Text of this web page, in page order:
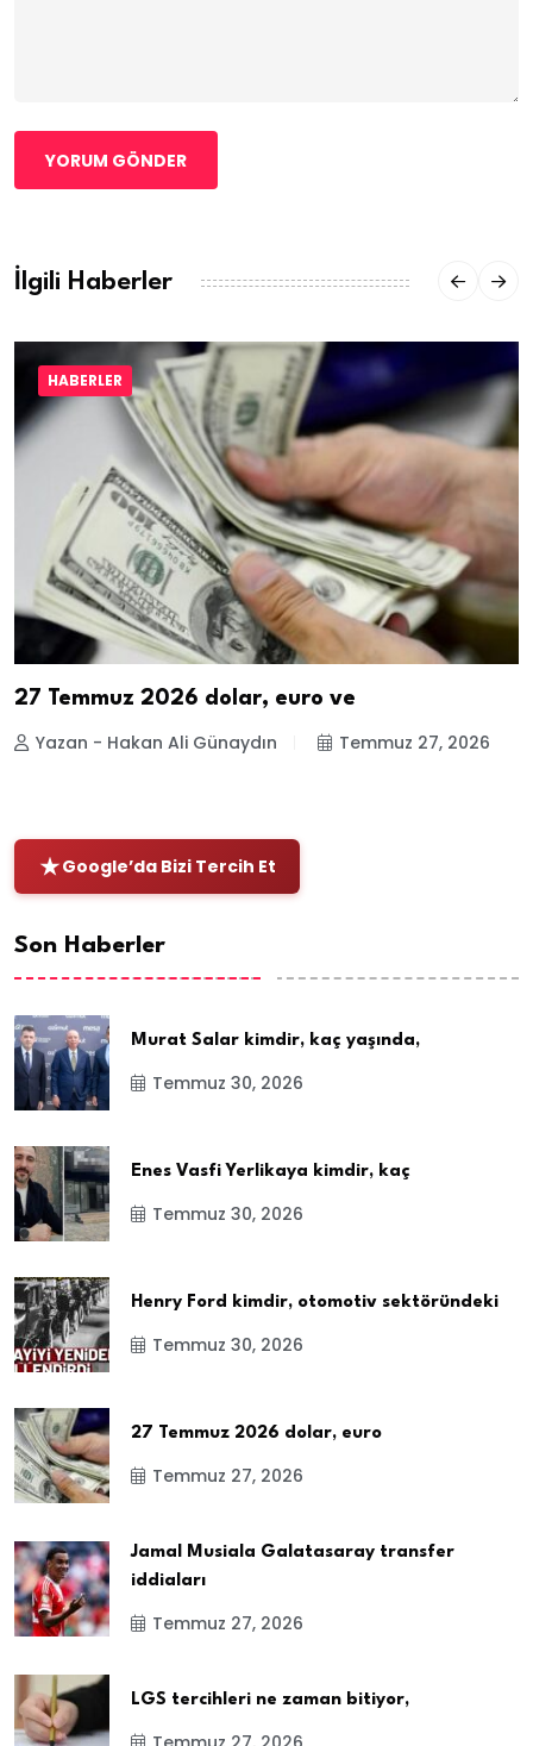
YORUM GÖNDER
İlgili Haberler
HABERLER
27 Temmuz 2026 dolar, euro ve
Yazan - Hakan Ali Günaydın Temmuz 27, 2026
Google’da Bizi Tercih Et
Son Haberler
Murat Salar kimdir, kaç yaşında,
Temmuz 30, 2026
Enes Vasfi Yerlikaya kimdir, kaç
Temmuz 30, 2026
Henry Ford kimdir, otomotiv sektöründeki
Temmuz 30, 2026
27 Temmuz 2026 dolar, euro
Temmuz 27, 2026
Jamal Musiala Galatasaray transfer
iddiaları
Temmuz 27, 2026
LGS tercihleri ne zaman bitiyor,